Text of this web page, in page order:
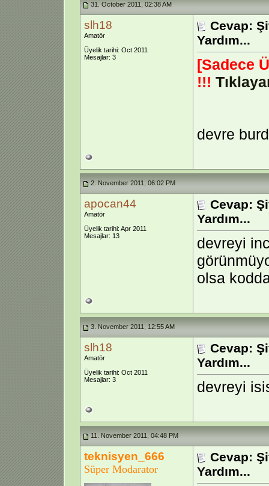
31. October 2011, 02:38 AM
slh18
Amatör
Üyelik tarihi: Oct 2011
Mesajlar: 3
Cevap:
Yardım...
[Sadece
!!!
devre
2. November 2011, 06:02 PM
apocan44
Amatör
Üyelik tarihi: Apr 2011
Mesajlar: 13
Cevap:
Yardım...
devreyi
olsa
3. November 2011, 12:55 AM
slh18
Amatör
Üyelik tarihi: Oct 2011
Mesajlar: 3
Cevap:
Yardım...
devreyi
11. November 2011, 04:48 PM
teknisyen_666
Süper Modarator
Cevap:
Yardım...